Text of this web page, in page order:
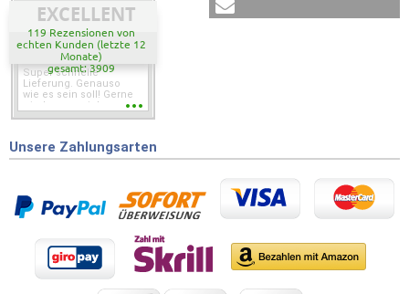
EXCELLENT
119 Rezensionen von
echten Kunden (letzte 12
Monate)
gesamt: 3909
Super schnelle
Lieferung. Genauso
wie es sein soll! Gerne
wieder wenn ich was
Unsere Zahlungsarten